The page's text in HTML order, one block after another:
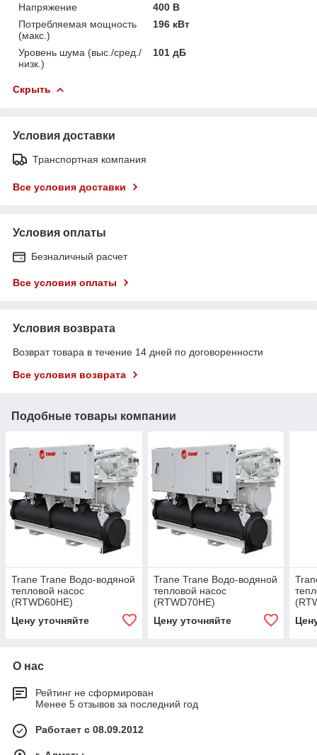
Напряжение
400 В
Потребляемая мощность
(макс.)
196 кВт
Уровень шума (выс./сред./
низк.)
101 дБ
Скрыть
Условия доставки
Транспортная компания
Все условия доставки
Условия оплаты
Безналичный расчет
Все условия оплаты
Условия возврата
Возврат товара в течение 14 дней по договоренности
Все условия возврата
Подобные товары компании
Trane Trane Водо-водяной
тепловой насос
(RTWD60HE)
Цену уточняйте
Trane Trane Водо-водяной
тепловой насос
(RTWD70HE)
Цену уточняйте
О нас
Рейтинг не сформирован
Менее 5 отзывов за последний год
Работает с 08.09.2012